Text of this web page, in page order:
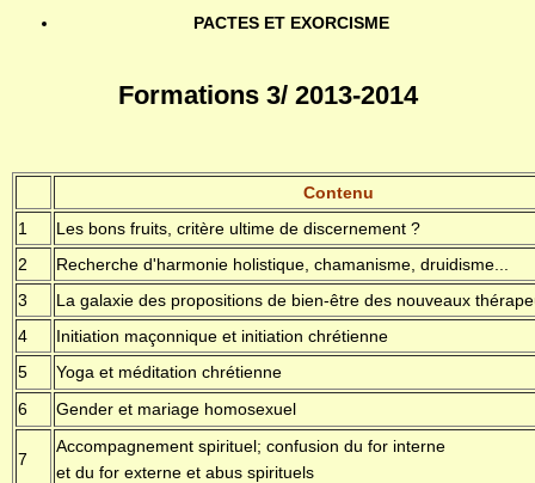
PACTES ET EXORCISME
Formations 3/ 2013-2014
Contenu
1
Les bons fruits, critère ultime de discernement ?
2
Recherche d'harmonie holistique, chamanisme, druidisme...
3
La galaxie des propositions de bien-être des nouveaux
4
Initiation maçonnique et initiation chrétienne
5
Yoga et méditation chrétienne
6
Gender et mariage homosexuel
7
Accompagnement spirituel; confusion du for interne
et du for externe et abus spirituels